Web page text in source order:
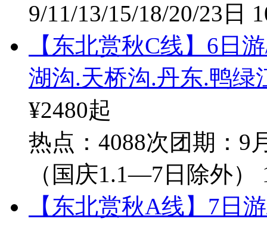
9/11/13/15/18/20/23日
【东北赏秋C线】6日
湖沟.天桥沟.丹东.鸭绿
¥2480起
热点：4088次 团期：9
（国庆1.1—7日除外）
【东北赏秋A线】7日